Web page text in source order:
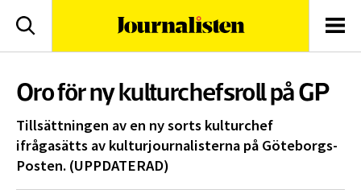
Sök
Oro för ny kulturchefsroll på GP
Tillsättningen av en ny sorts kulturchef
ifrågasätts av kulturjournalisterna på Göteborgs-
Posten. (UPPDATERAD)